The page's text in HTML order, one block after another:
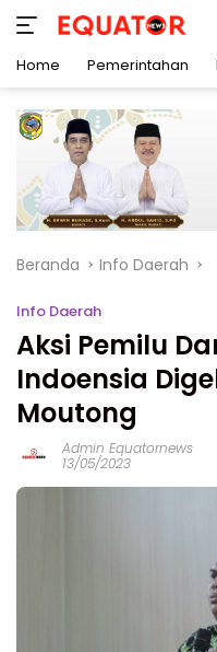
konten
Home Pemerintahan
Beranda Info Daerah
Info Daerah
Aksi Pemilu
Indoensia
Moutong
Admin Equatornews
13/05/2023